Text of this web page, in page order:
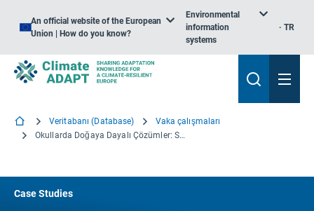
An official website of the European
Union | How do you know?
Environmental
information
systems
TR
Veritabanı (Database)
Vaka çalışmaları
Okullarda Doğaya Dayalı Çözümler: Solana de los Barros, Extremadura'da (İspanya) binaları iklim değişikliğine adapte etmenin yeşil bir yolu
Case Studies